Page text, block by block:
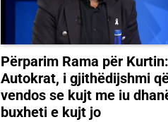
Përparim Rama për Kurtin:
Autokrat, i gjithëdijshmi
vendos se kujt me iu
buxheti e kujt jo